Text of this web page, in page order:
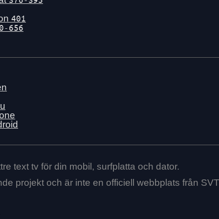
401
656
text tv för din mobil, surfplatta och dator.
projekt och är inte en officiell webbplats från